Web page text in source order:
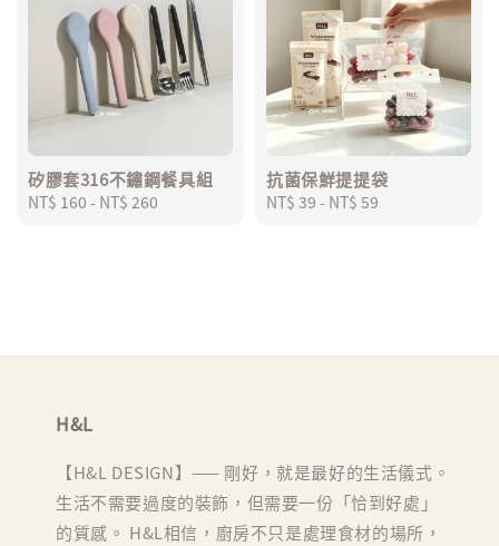
矽膠套316不鏽鋼餐具組
Regular
NT$ 160 - NT$ 260
抗菌保鮮提提袋
Regular
NT$ 39 - NT$ 59
H&L
【H&L DESIGN】—— 剛好，就是最好的生活儀式。
生活不需要過度的裝飾，但需要一份「恰到好處」
的質感。 H&L相信，廚房不只是處理食材的場所，